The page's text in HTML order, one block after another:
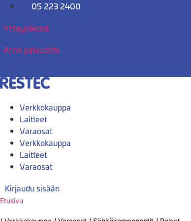
Mene
05 223 2400
Yhteystiedot
Anna palautetta
Verkkokauppa
Laitteet
Varaosat
Verkkokauppa
Laitteet
Varaosat
Kirjaudu sisään
Etusivu